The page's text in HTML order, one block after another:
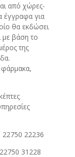
από χώρες-
έγγραφα για
θα εκδώσει
με βάση το
της
φάρμακα,
22236
31228